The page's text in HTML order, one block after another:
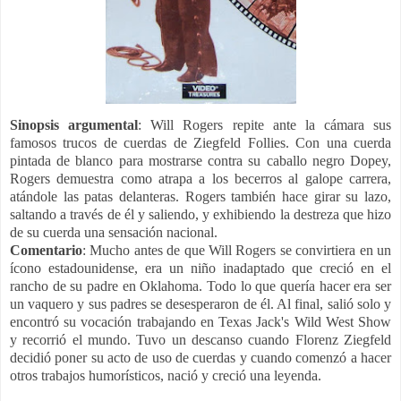
Sinopsis argumental:Will Rogers repite ante la cámara sus
famosos trucos de cuerdas de Ziegfeld Follies. Con una cuerda
pintada de blanco para mostrarse contra su caballo negro Dopey,
Rogers demuestra como atrapa a los becerros al galope carrera,
atándole las patas delanteras. Rogers también hace girar su lazo,
saltando a través de él y saliendo, y exhibiendo la destreza que hizo
de su cuerda una sensación nacional.
Comentario:Mucho antes de que Will Rogers se convirtiera en un
ícono estadounidense, era un niño inadaptado que creció en el
rancho de su padre en Oklahoma. Todo lo que quería hacer era ser
un vaquero y sus padres se desesperaron de él. Al final, salió solo y
encontró su vocación trabajando en Texas Jack's Wild West Show
y recorrió el mundo. Tuvo un descanso cuando Florenz Ziegfeld
decidió poner su acto de uso de cuerdas y cuando comenzó a hacer
otros trabajos humorísticos, nació y creció una leyenda.